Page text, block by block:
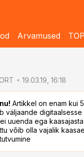
Arvamused
19.03.19, 16:18
Artikkel on enam kui
väljaande digitaalsesse
uuenda ega
võib olla vajalik